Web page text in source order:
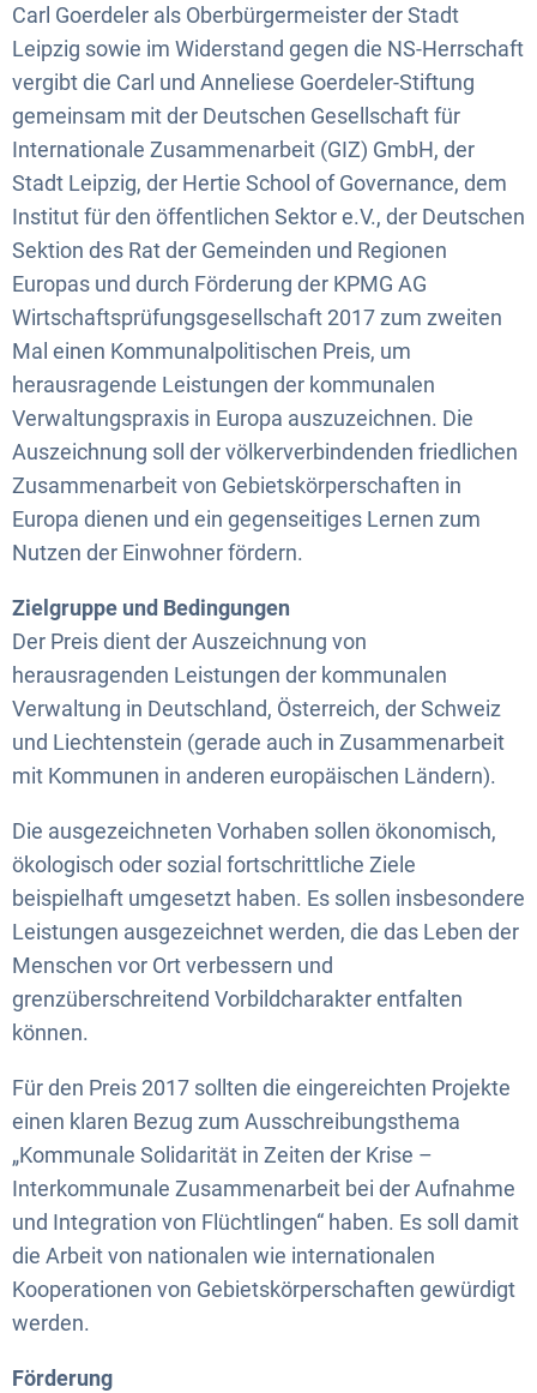
Carl Goerdeler als Oberbürgermeister der Stadt
Leipzig sowie im Widerstand gegen die NS-Herrschaft
vergibt die Carl und Anneliese Goerdeler-Stiftung
gemeinsam mit der Deutschen Gesellschaft für
Internationale Zusammenarbeit (GIZ) GmbH, der
Stadt Leipzig, der Hertie School of Governance, dem
Institut für den öffentlichen Sektor e.V., der Deutschen
Sektion des Rat der Gemeinden und Regionen
Europas und durch Förderung der KPMG AG
Wirtschaftsprüfungsgesellschaft 2017 zum zweiten
Mal einen Kommunalpolitischen Preis, um
herausragende Leistungen der kommunalen
Verwaltungspraxis in Europa auszuzeichnen. Die
Auszeichnung soll der völkerverbindenden friedlichen
Zusammenarbeit von Gebietskörperschaften in
Europa dienen und ein gegenseitiges Lernen zum
Nutzen der Einwohner fördern.
Zielgruppe und Bedingungen
Der Preis dient der Auszeichnung von
herausragenden Leistungen der kommunalen
Verwaltung in Deutschland, Österreich, der Schweiz
und Liechtenstein (gerade auch in Zusammenarbeit
mit Kommunen in anderen europäischen Ländern).
Die ausgezeichneten Vorhaben sollen ökonomisch,
ökologisch oder sozial fortschrittliche Ziele
beispielhaft umgesetzt haben. Es sollen insbesondere
Leistungen ausgezeichnet werden, die das Leben der
Menschen vor Ort verbessern und
grenzüberschreitend Vorbildcharakter entfalten
können.
Für den Preis 2017 sollten die eingereichten Projekte
einen klaren Bezug zum Ausschreibungsthema
„Kommunale Solidarität in Zeiten der Krise –
Interkommunale Zusammenarbeit bei der Aufnahme
und Integration von Flüchtlingen“ haben. Es soll damit
die Arbeit von nationalen wie internationalen
Kooperationen von Gebietskörperschaften gewürdigt
werden.
Förderung